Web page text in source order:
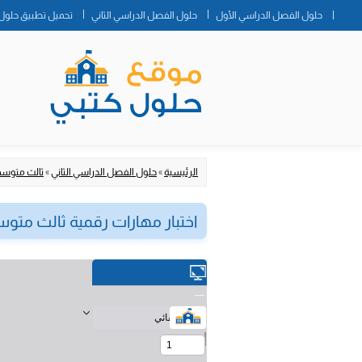
حلول الفصل الدراسي الأول حلول الفصل الدراسي الثاني تحميل تطبيق
الرئيسية»حلول الفصل الدراسي الثاني»ثالث
اختبار مهارات رقمية ثالث متوسط